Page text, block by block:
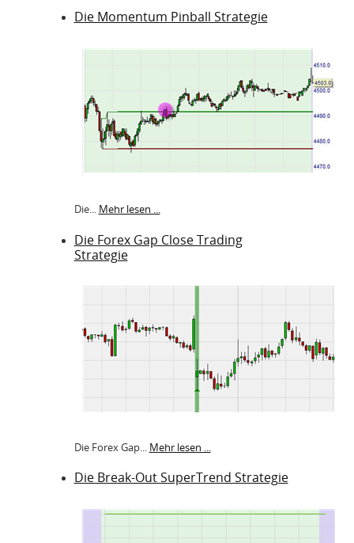
Die Momentum Pinball Strategie
Die... Mehr lesen ...
Die Forex Gap Close Trading
Strategie
Die Forex Gap... Mehr lesen ...
Die Break-Out SuperTrend Strategie